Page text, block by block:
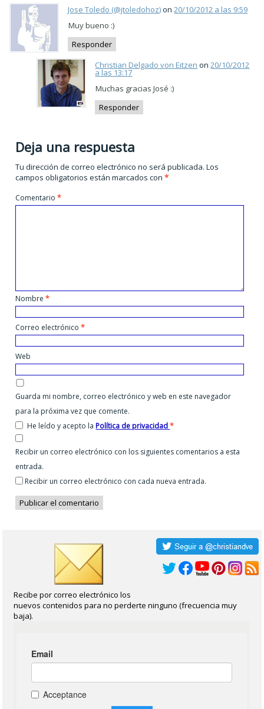
Jose Toledo (@jtoledohoz)on20/10/2012 a las 9:59
Muy bueno :)
Responder
Christian Delgado von Eitzen on20/10/2012
a las 13:17
Muchas gracias José :)
Responder
Deja una respuesta
Tu dirección de correo electrónico no será publicada. Los
campos obligatorios están marcados con*
Comentario*
Nombre*
Correo electrónico*
Web
Guarda mi nombre, correo electrónico y web en este navegador
para la próxima vez que comente.
He leído y acepto laPolítica de privacidad*
Recibir un correo electrónico con los siguientes comentarios a esta
entrada.
Recibir un correo electrónico con cada nueva entrada.
Recibe por correo electrónico los
nuevos contenidos para no perderte ninguno (frecuencia muy
baja).